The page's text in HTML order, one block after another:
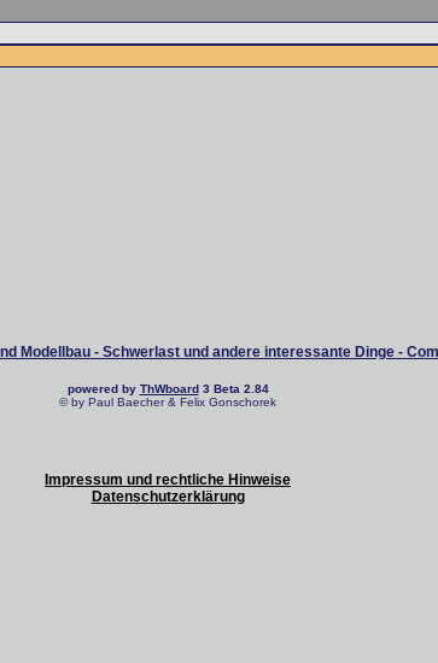
Modellbau - Schwerlast und andere interessante Dinge -
powered by ThWboard3 Beta 2.84
© by Paul Baecher & Felix Gonschorek
Impressum und rechtliche Hinweise
Datenschutzerklärung